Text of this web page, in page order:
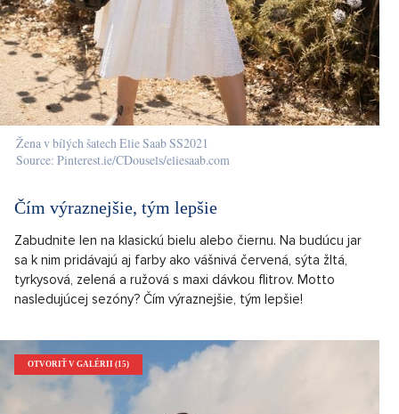
Žena v bílých šatech Elie Saab SS2021
Source: Pinterest.ie/CDousels/eliesaab.com
Čím výraznejšie, tým lepšie
Zabudnite len na klasickú bielu alebo čiernu. Na budúcu jar
sa k nim pridávajú aj farby ako vášnivá červená, sýta žltá,
tyrkysová, zelená a ružová s maxi dávkou flitrov. Motto
nasledujúcej sezóny? Čím výraznejšie, tým lepšie!
OTVORIŤ V GALÉRII (15)